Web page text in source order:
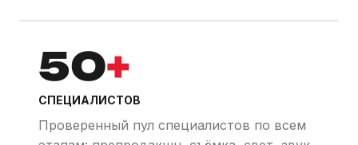
50+
СПЕЦИАЛИСТОВ
Проверенный пул специалистов по всем